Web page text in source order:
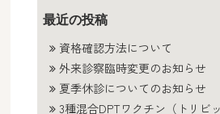
最近の投稿
資格確認方法について
外来診察臨時変更のお知らせ
夏季休診についてのお知らせ
3種混合DPTワクチン（トリビック）の接種ご